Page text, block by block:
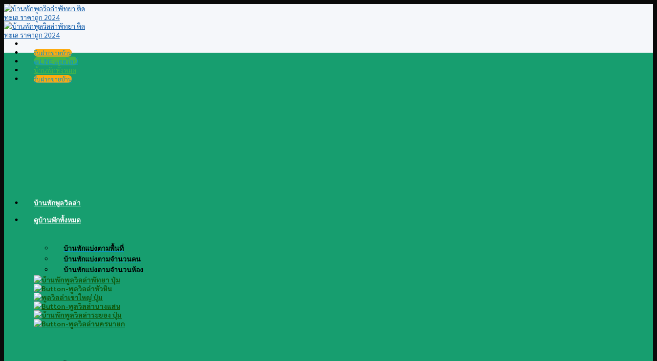
Skip
to
content
รับฝากขายบ้าน
@LINE แอดไลน์
บ้านพักทั้งหมด
รับฝากขายบ้าน
บ้านพักพูลวิลล่า
ดูบ้านพักทั้งหมด
บ้านพักแบ่งตามพื้นที่
บ้านพักแบ่งตามจำนวนคน
บ้านพักแบ่งตามจำนวนห้อง